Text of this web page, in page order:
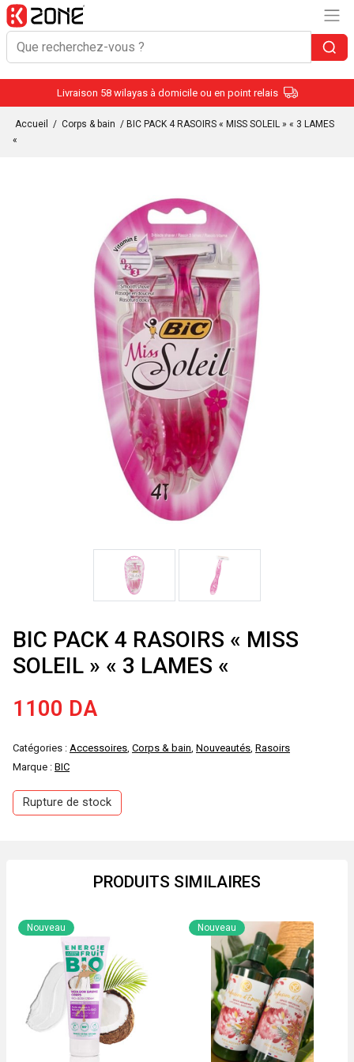
Livraison 58 wilayas à domicile ou en point relais
Accueil / Corps & bain / BIC PACK 4 RASOIRS « MISS SOLEIL » « 3 LAMES
«
BIC PACK 4 RASOIRS « MISS
SOLEIL » « 3 LAMES «
1100 DA
Catégories : Accessoires, Corps & bain, Nouveautés, Rasoirs
Marque : BIC
Rupture de stock
PRODUITS SIMILAIRES
Nouveau Nouveau